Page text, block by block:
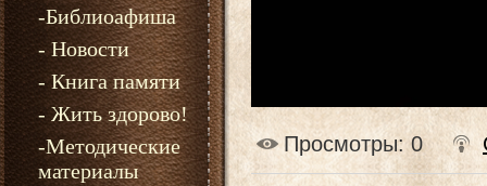
-Библиоафиша
- Новости
- Книга памяти
- Жить здорово!
-Методические
материалы
Просмотры: 0